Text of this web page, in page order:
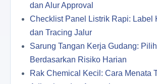
dan Alur Approval
Checklist Panel Listrik Rapi: Label
dan Tracing Jalur
Sarung Tangan Kerja Gudang:
Berdasarkan Risiko Harian
Rak Chemical Kecil: Cara Menata